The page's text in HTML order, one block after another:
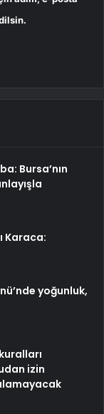
Bursa’nın
Karaca:
yoğunluk,
izin